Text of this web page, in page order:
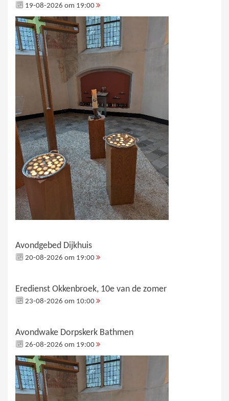
19-08-2026 om 19:00
Avondgebed Dijkhuis
20-08-2026 om 19:00
Eredienst Okkenbroek, 10e van de zomer
23-08-2026 om 10:00
Avondwake Dorpskerk Bathmen
26-08-2026 om 19:00